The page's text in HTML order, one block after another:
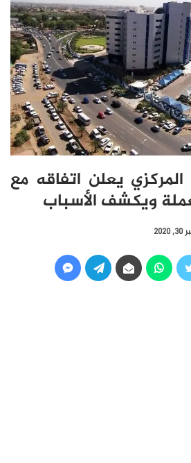
يعلن اتفاقه مع
ويكشف الأسباب